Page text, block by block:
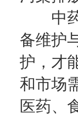
中药
备维护
护，才
和市场
医药、